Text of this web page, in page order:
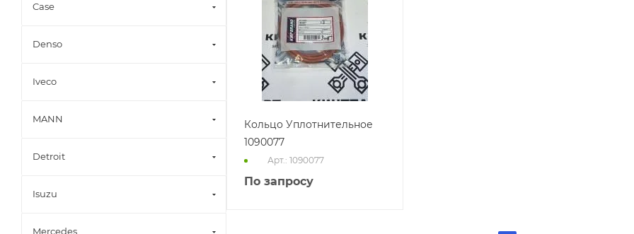
Кольцо Уплотнительное
1090077
Арт.: 1090077
По запросу
Case
Denso
Iveco
MANN
Detroit
Isuzu
Mercedes